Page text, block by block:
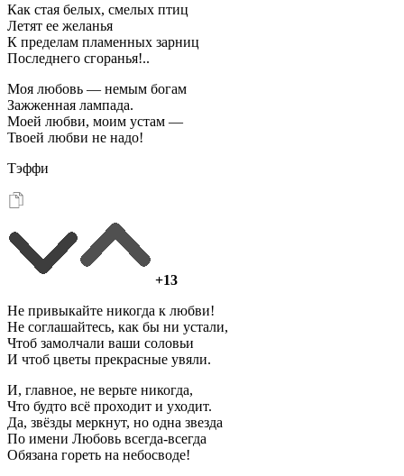
Как стая белых, смелых птиц
Летят ее желанья
К пределам пламенных зарниц
Последнего сгоранья!..
Моя любовь — немым богам
Зажженная лампада.
Моей любви, моим устам —
Твоей любви не надо!
Тэффи
+13
Не привыкайте никогда к любви!
Не соглашайтесь, как бы ни устали,
Чтоб замолчали ваши соловьи
И чтоб цветы прекрасные увяли.
И, главное, не верьте никогда,
Что будто всё проходит и уходит.
Да, звёзды меркнут, но одна звезда
По имени Любовь всегда-всегда
Обязана гореть на небосводе!